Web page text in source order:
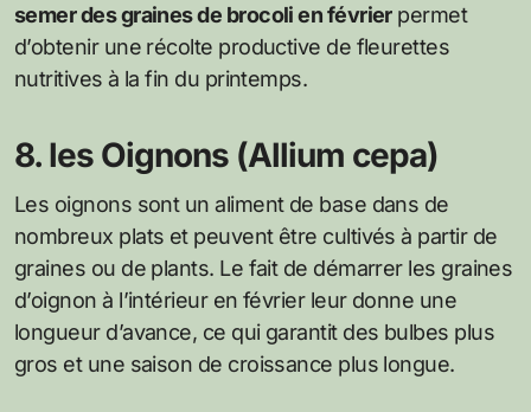
semer des graines de brocoli en févrierpermet
d’obtenir une récolte productive de fleurettes
nutritives à la fin du printemps.
8. les Oignons (Allium cepa)
Les oignons sont un aliment de base dans de
nombreux plats et peuvent être cultivés à partir de
graines ou de plants. Le fait de démarrer les graines
d’oignon à l’intérieur en février leur donne une
longueur d’avance, ce qui garantit des bulbes plus
gros et une saison de croissance plus longue.